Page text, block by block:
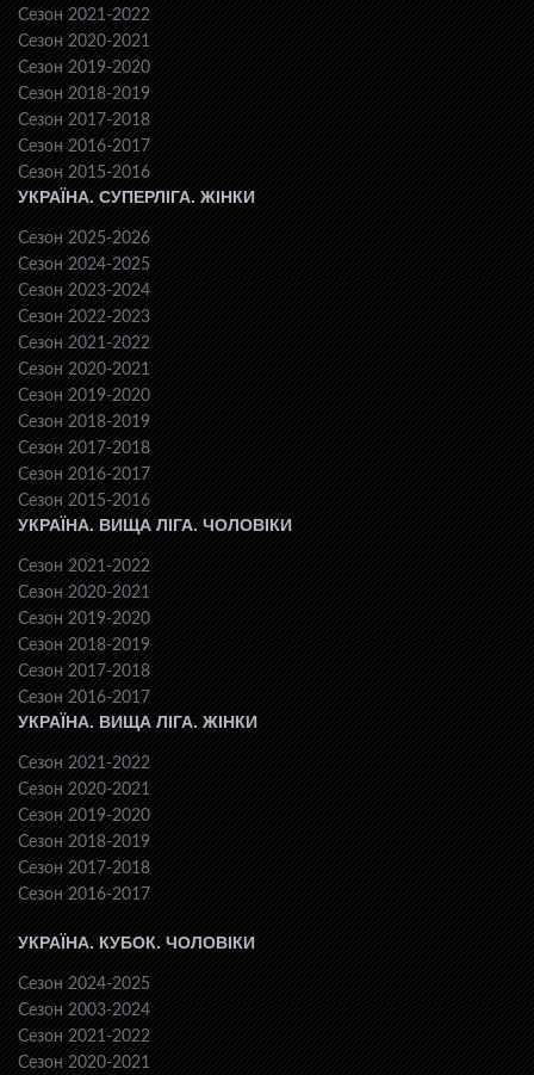
Сезон 2021-2022
Сезон 2020-2021
Сезон 2019-2020
Сезон 2018-2019
Сезон 2017-2018
Сезон 2016-2017
Сезон 2015-2016
УКРАЇНА. СУПЕРЛІГА. ЖІНКИ
Сезон 2025-2026
Сезон 2024-2025
Сезон 2023-2024
Сезон 2022-2023
Сезон 2021-2022
Сезон 2020-2021
Сезон 2019-2020
Сезон 2018-2019
Сезон 2017-2018
Сезон 2016-2017
Сезон 2015-2016
УКРАЇНА. ВИЩА ЛІГА. ЧОЛОВІКИ
Сезон 2021-2022
Сезон 2020-2021
Сезон 2019-2020
Сезон 2018-2019
Сезон 2017-2018
Сезон 2016-2017
УКРАЇНА. ВИЩА ЛІГА. ЖІНКИ
Сезон 2021-2022
Сезон 2020-2021
Сезон 2019-2020
Сезон 2018-2019
Сезон 2017-2018
Сезон 2016-2017
УКРАЇНА. КУБОК. ЧОЛОВІКИ
Сезон 2024-2025
Сезон 2003-2024
Сезон 2021-2022
Сезон 2020-2021